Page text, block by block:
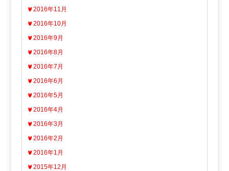
2016年11月
2016年10月
2016年9月
2016年8月
2016年7月
2016年6月
2016年5月
2016年4月
2016年3月
2016年2月
2016年1月
2015年12月